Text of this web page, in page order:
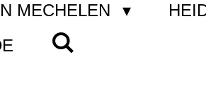
MECHELEN